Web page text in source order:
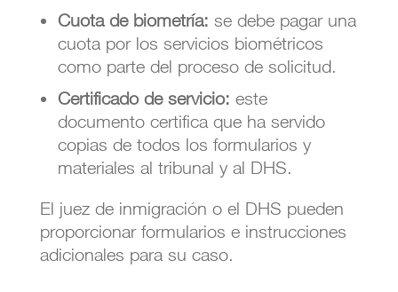
Cuota de biometría: se debe pagar una
cuota por los servicios biométricos
como parte del proceso de solicitud.
Certificado de servicio: este
documento certifica que ha servido
copias de todos los formularios y
materiales al tribunal y al DHS.
El juez de inmigración o el DHS pueden
proporcionar formularios e instrucciones
adicionales para su caso.